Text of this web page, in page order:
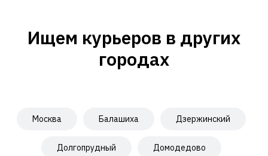
Ищем курьеров в других
городах
Москва Балашиха Дзержинский
Долгопрудный Домодедово